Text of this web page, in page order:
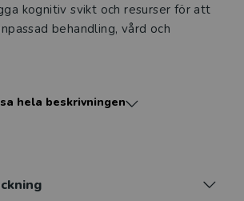
kognitiv svikt och resurser för att
behandling, vård och
på både grundnivå och
hela beskrivningen